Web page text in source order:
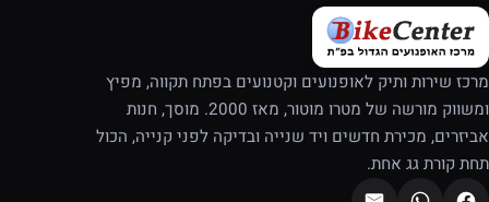
מרכז שירות ותיק לאופנועים וקטנועים בפתח תקווה, מפיץ
ומשווק מורשה של מטרו מוטור, מאז 2000. מוסך, חנות
אביזרים, מכירת חדשים ויד שנייה ובדיקה לפני קנייה, הכול
תחת קורת גג אחת.